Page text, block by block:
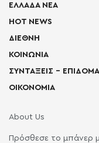
ΕΛΛΑΔΑ ΝΕΑ
HOT NEWS
ΔΙΕΘΝΗ
ΚΟΙΝΩΝΙΑ
ΣΥΝΤΑΞΕΙΣ –
ΟΙΚΟΝΟΜΙΑ
About Us
Πρόσθεσε το μπάνερ